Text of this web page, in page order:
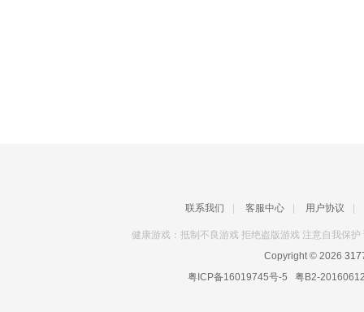
联系我们 客服中心 用户协议
健康游戏：抵制不良游戏 拒绝盗版游戏 注意自我保
Copyright © 2026
粤ICP备16019745号-5 粤B2-